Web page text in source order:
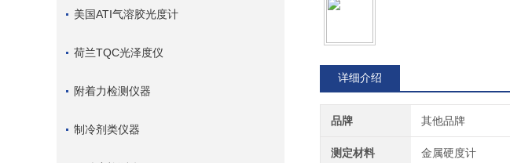
美国ATI气溶胶光度计
荷兰TQC光泽度仪
附着力检测仪器
制冷剂类仪器
详细介绍
品牌 其他品牌
测定材料 金属硬度计